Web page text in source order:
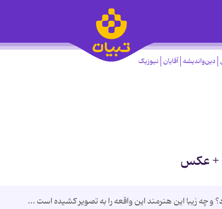
دین‌واندیشه آقایان نیوزیک
+ عکس
زیبا این هنرمند این واقعه را به تصویر کشیده است ...